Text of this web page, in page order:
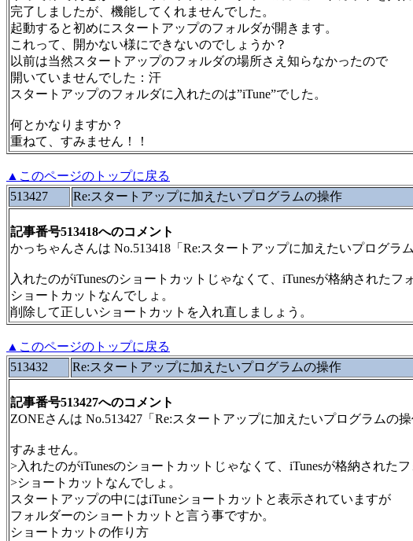
完了しましたが、機能してくれませんでした。
起動すると初めにスタートアップのフォルダが開きます。
これって、開かない様にできないのでしょうか？
以前は当然スタートアップのフォルダの場所さえ知らなかったので
開いていませんでした：汗
スタートアップのフォルダに入れたのは”iTune”でした。
何とかなりますか？
重ねて、すみません！！
▲このページのトップに戻る
513427
Re:スタートアップに加えたいプログラムの操作
記事番号513418へのコメント
かっちゃんさんは No.513418「Re:スタートアップに加えたいプログラ
入れたのがiTunesのショートカットじゃなくて、iTunesが格納されたフ
ショートカットなんでしょ。
削除して正しいショートカットを入れ直しましょう。
▲このページのトップに戻る
513432
Re:スタートアップに加えたいプログラムの操作
記事番号513427へのコメント
ZONEさんは No.513427「Re:スタートアップに加えたいプログラムの操
すみません。
>入れたのがiTunesのショートカットじゃなくて、iTunesが格納された
>ショートカットなんでしょ。
スタートアップの中にはiTuneショートカットと表示されていますが
フォルダーのショートカットと言う事ですか。
ショートカットの作り方